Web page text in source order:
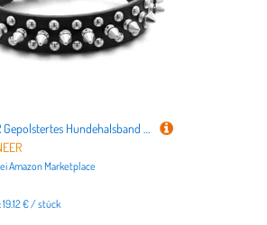
TPIONEER Gepolstertes Hundehalsband mit Bissschutz, Sport-Halsband mit Nieten und Spikes für kleine, mittelgroße und große Bulldoggen, Möpse und große Hunde
Amazon Marketplace
€ / stück